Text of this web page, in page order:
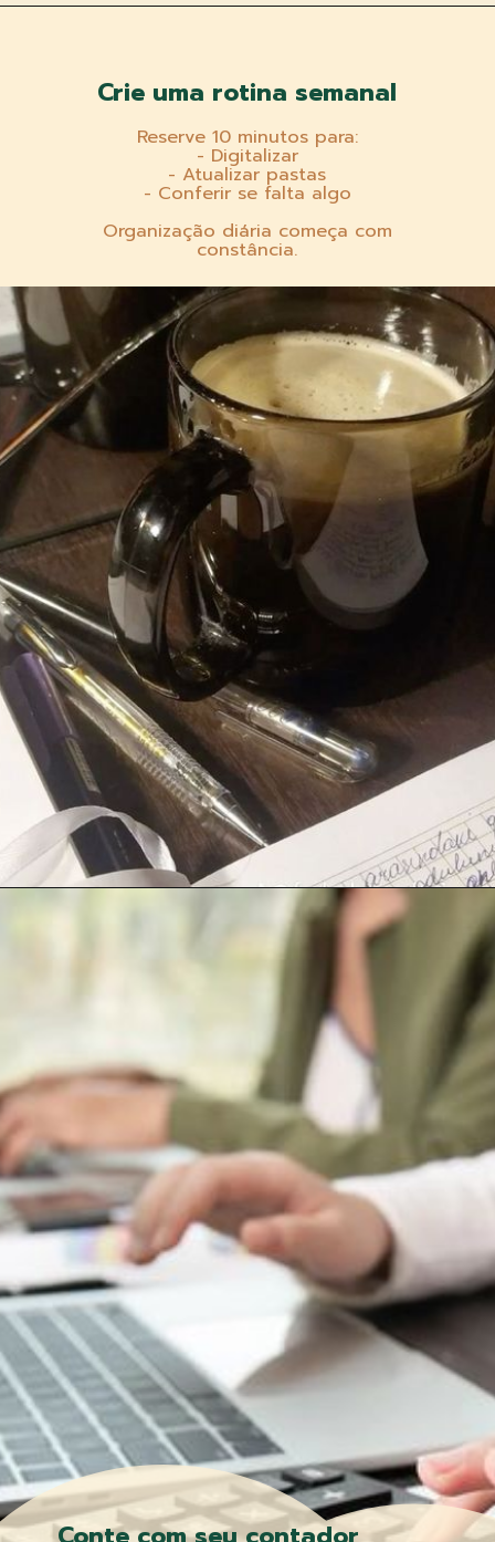
Crie uma rotina semanal
Reserve 10 minutos para:
- Digitalizar
- Atualizar pastas
- Conferir se falta algo
Organização diária começa com
constância.